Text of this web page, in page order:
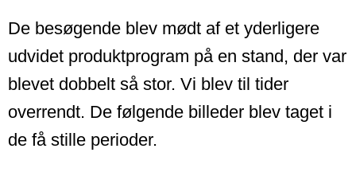
De besøgende blev mødt af et yderligere
udvidet produktprogram på en stand, der var
blevet dobbelt så stor. Vi blev til tider
overrendt. De følgende billeder blev taget i
de få stille perioder.